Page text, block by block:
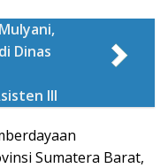
Dinas
III
Sumatera Barat,